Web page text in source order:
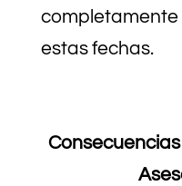
estas fechas.